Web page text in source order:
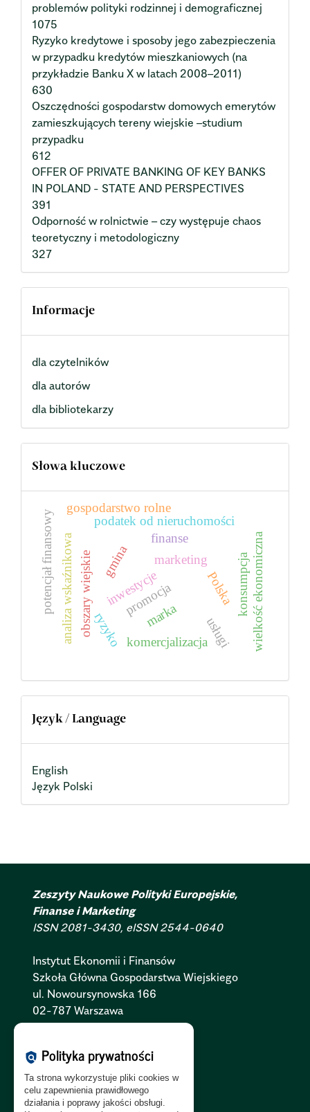
problemów polityki rodzinnej i demograficznej
1075
Ryzyko kredytowe i sposoby jego zabezpieczenia
w przypadku kredytów mieszkaniowych (na
przykładzie Banku X w latach 2008–2011)
630
Oszczędności gospodarstw domowych emerytów
zamieszkujących tereny wiejskie –studium
przypadku
612
OFFER OF PRIVATE BANKING OF KEY BANKS
IN POLAND - STATE AND PERSPECTIVES
391
Odporność w rolnictwie – czy występuje chaos
teoretyczny i metodologiczny
327
Informacje
dla czytelników
dla autorów
dla bibliotekarzy
Słowa kluczowe
gmina
marka
marketing konsumpcja
promocja
obszary wiejskie
finanse
analiza wskaźnikowa inwestycje
podatek od nieruchomości
usługi
Polska
komercjalizacja
gospodarstwo rolne
potencjał finansowy
ryzyko wielkość ekonomiczna
Język / Language
English
Język Polski
Zeszyty Naukowe Polityki Europejskie,
Finanse i Marketing
ISSN 2081-3430, eISSN 2544-0640
Instytut Ekonomii i Finansów
Szkoła Główna Gospodarstwa Wiejskiego
ul. Nowoursynowska 166
02-787 Warszawa
Polityka Prywatności:PL
Polityka RODO:PL|EN
policy Polityka prywatności
Ta strona wykorzystuje pliki cookies w
celu zapewnienia prawidłowego
działania i poprawy jakości obsługi.